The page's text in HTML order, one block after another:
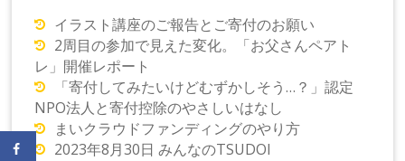
イラスト講座のご報告とご寄付のお願い
2周目の参加で見えた変化。「お父さんペアト
レ」開催レポート
「寄付してみたいけどむずかしそう…？」認定
NPO法人と寄付控除のやさしいはなし
まいクラウドファンディングのやり方
2023年8月30日 みんなのTSUDOI